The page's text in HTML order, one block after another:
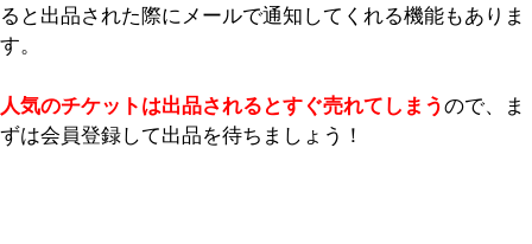
ると出品された際にメールで通知してくれる機能もありま
す。
人気のチケットは出品されるとすぐ売れてしまうので、ま
ずは会員登録して出品を待ちましょう！